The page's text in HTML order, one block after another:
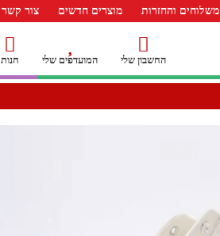
משלוחים והחזרות מוצרים חדשים צור קשר
החשבון שלי המועדפים שלי חנות